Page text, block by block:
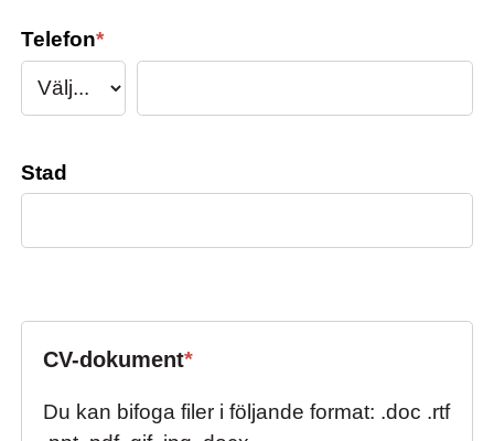
Telefon*
Stad
CV-dokument*
Du kan bifoga filer i följande format: .doc .rtf